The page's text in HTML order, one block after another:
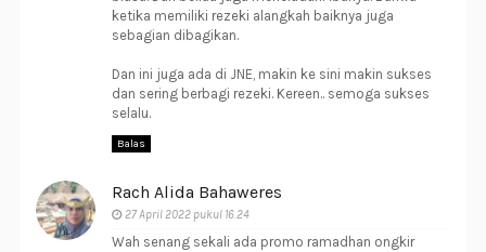
ketika memiliki rezeki alangkah baiknya juga
sebagian dibagikan.
Dan ini juga ada di JNE, makin ke sini makin sukses
dan sering berbagi rezeki. Kereen.. semoga sukses
selalu.
Balas
Rach Alida Bahaweres
27 April 2022 pukul 16.24
Wah senang sekali ada promo ramadhan ongkir